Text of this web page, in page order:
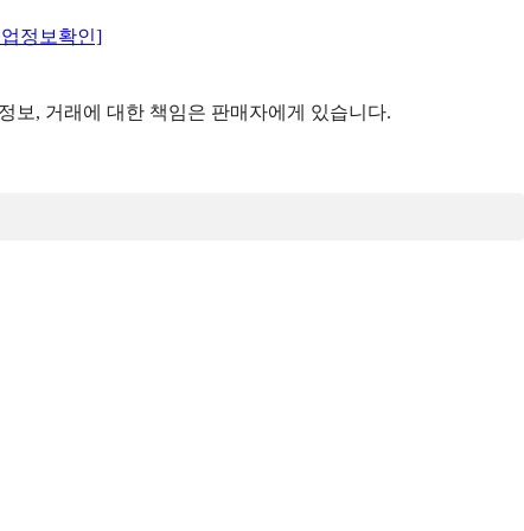
정보확인]
보, 거래에 대한 책임은 판매자에게 있습니다.